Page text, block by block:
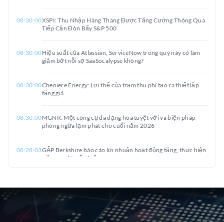
08:30:00XSPI: Thu Nhập Hàng Tháng Được Tăng Cường Thông Qua
Tiếp Cận Đòn Bẩy S&P 500
08:30:00Hiệu suất của Atlassian, ServiceNow trong quý này có làm
giảm bớt nỗi sợ SaaSocalypse không?
08:30:00Cheniere Energy: Lợi thế của trạm thu phí tạo ra thiết lập
tăng giá
08:30:00MGNR: Một công cụ đa dạng hóa tuyệt vời và biện pháp
phòng ngừa lạm phát cho cuối năm 2026
08:28:03GẤP Berkshire báo cáo lợi nhuận hoạt động tăng, thực hiện
việc mua lại cổ phiếu
08:26:18
Xem trước lợi nhuận Q2 của Nu Holdings: Tận dụng một